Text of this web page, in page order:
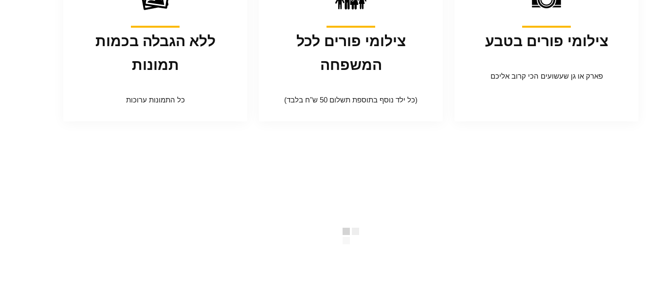
צילומי פורים בטבע
פארק או גן שעשועים הכי קרוב אליכם
צילומי פורים לכל
המשפחה
(כל ילד נוסף בתוספת תשלום 50 ש"ח בלבד)
ללא הגבלה בכמות
תמונות
כל התמונות ערוכות